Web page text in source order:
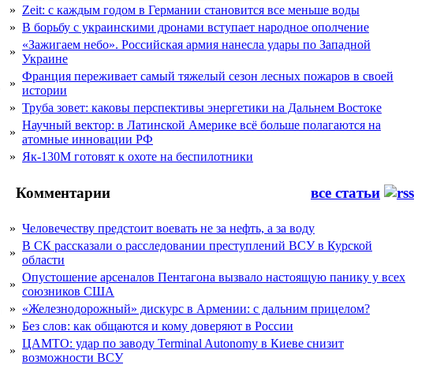
» Zeit: с каждым годом в Германии становится все меньше воды
» В борьбу с украинскими дронами вступает народное ополчение
»
«Зажигаем небо». Российская армия нанесла удары по Западной
Украине
»
Франция переживает самый тяжелый сезон лесных пожаров в своей
истории
» Труба зовет: каковы перспективы энергетики на Дальнем Востоке
»
Научный вектор: в Латинской Америке всё больше полагаются на
атомные инновации РФ
» Як-130М готовят к охоте на беспилотники
Комментарии все статьи
» Человечеству предстоит воевать не за нефть, а за воду
»
В СК рассказали о расследовании преступлений ВСУ в Курской
области
»
Опустошение арсеналов Пентагона вызвало настоящую панику у всех
союзников США
» «Железнодорожный» дискурс в Армении: с дальним прицелом?
» Без слов: как общаются и кому доверяют в России
»
ЦАМТО: удар по заводу Terminal Autonomy в Киеве снизит
возможности ВСУ